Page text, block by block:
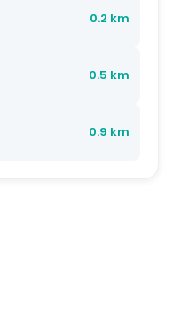
0.2 km
0.5 km
0.9 km